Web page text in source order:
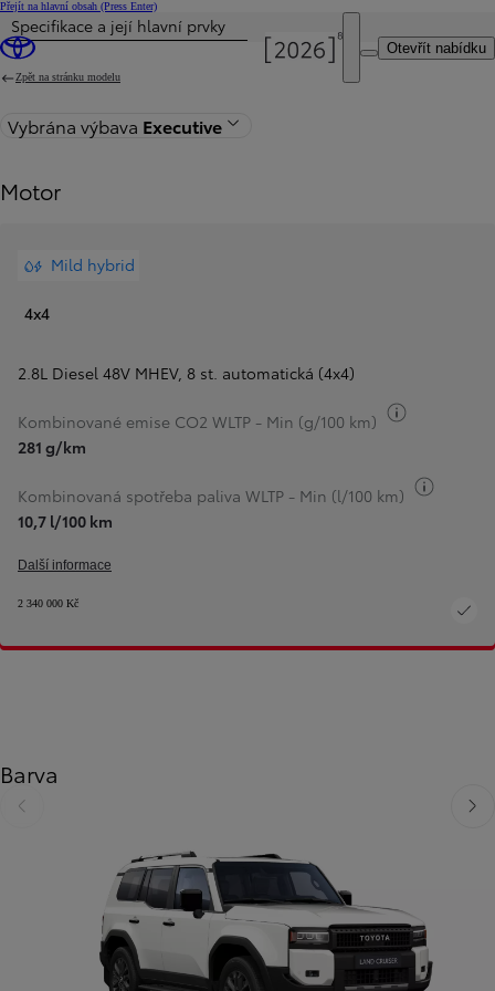
Přejít na hlavní obsah (Press Enter)
Otevřít nabídku
Byla aktualizována cena Cena vaší konfigurace činí 2 340 000 Kč
Specifikace a její hlavní prvky
Zpět na stránku modelu
Vybrána výbava Executive
Motor
Mild hybrid
4x4
2.8L Diesel 48V MHEV, 8 st. automatická (4x4)
Kombinované emise CO2 WLTP - Min (g/100 km)
281 g/km
Kombinovaná spotřeba paliva WLTP - Min (l/100 km)
10,7 l/100 km
Další informace
2 340 000 Kč
Barva
Předchozí Další